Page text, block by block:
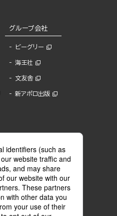
グループ会社
ビーグリー
海王社
文友舎
新アポロ出版